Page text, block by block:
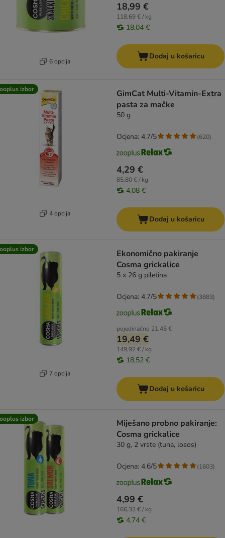
6 opcija
18,99 €
118,69 € / kg
18,04 €
Dodaj u košaricu
izbor
4 opcija
GimCat Multi-Vitamin-Extra
pasta za mačke
50 g
4,29 €
85,80 € / kg
4,08 €
Ocjena: 4.7/5 (620)
Dodaj u košaricu
izbor
7 opcija
Ekonomično pakiranje
Cosma grickalice
5 x 26 g piletina
pojedinačno 21,45 €
19,49 €
149,92 € / kg
18,52 €
Ocjena: 4.7/5 (3883)
Dodaj u košaricu
izbor
Miješano probno pakiranje:
Cosma grickalice
30 g, 2 vrste (tuna, losos)
4,99 €
166,33 € / kg
4,74 €
Ocjena: 4.6/5 (1603)